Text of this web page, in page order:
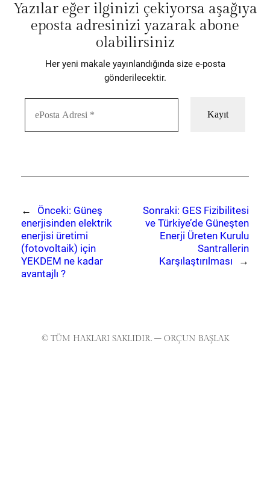
Yazılar eğer ilginizi çekiyorsa aşağıya
eposta adresinizi yazarak abone
olabilirsiniz
Her yeni makale yayınlandığında size e-posta
gönderilecektir.
← Önceki: Güneş
enerjisinden elektrik
enerjisi üretimi
(fotovoltaik) için
YEKDEM ne kadar
avantajlı ?
Sonraki: GES Fizibilitesi
ve Türkiye’de Güneşten
Enerji Üreten Kurulu
Santrallerin
Karşılaştırılması
→
© TÜM HAKLARI SAKLIDIR. – ORÇUN BAŞLAK